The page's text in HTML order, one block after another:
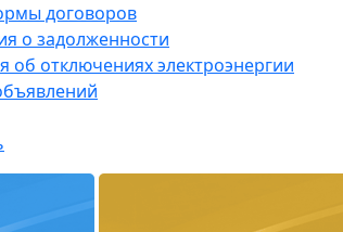
договоров
о задолженности
об отключениях электроэнергии